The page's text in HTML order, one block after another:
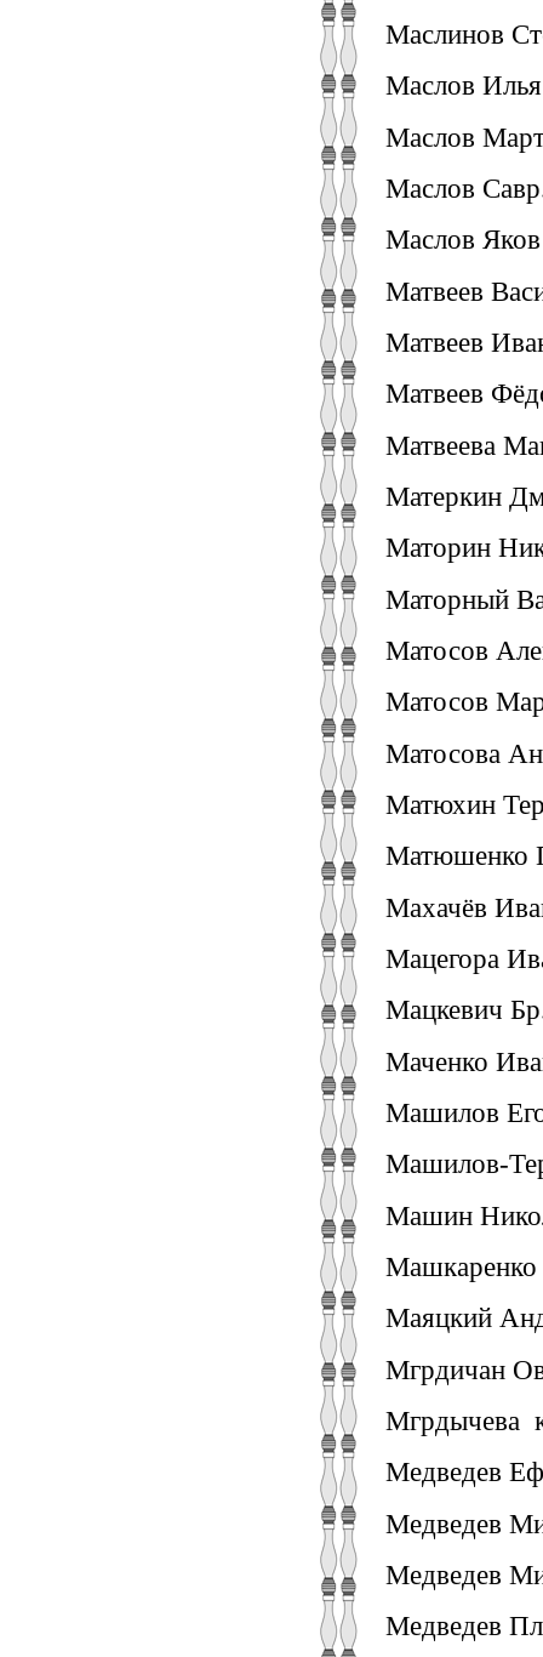
Маслинов
Маслов
Маслов
Маслов
Маслов
Матвеев
Матвеев
Матвеев
Матвеева
Матеркин
Маторин
Маторный
Матосов
Матосов
Матосова
Матюхин
Матюшенко
Махачёв
Мацегора
Мацкевич
Маченко
Машилов
Машилов-
Машин
Маяцкий
Мгрдичан
Мгрдычева
Медведев
Медведев
Медведев
Медведев